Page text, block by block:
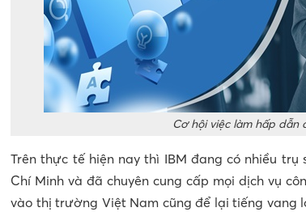
Cơ hội việc làm hấp dẫn
Trên thực tế hiện nay thì IBM đang có nhiều
Chí Minh và đã chuyên cung cấp mọi dịch vụ
vào thị trường Việt Nam cũng để lại tiếng